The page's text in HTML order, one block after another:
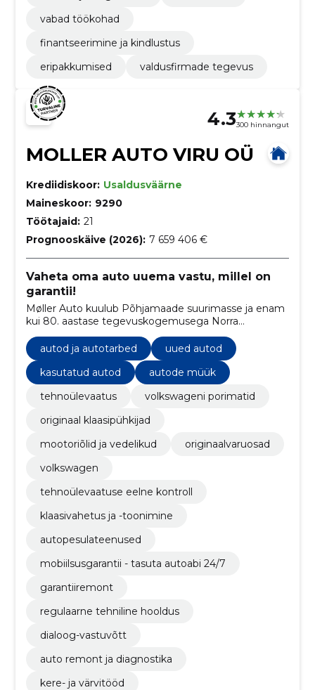
vabad töökohad
finantseerimine ja kindlustus
eripakkumised
valdusfirmade tegevus
4.3300 hinnangut
MOLLER AUTO VIRU OÜ
Krediidiskoor: Usaldusväärne
Maineskoor: 9290
Töötajaid: 21
Prognooskäive (2026): 7 659 406 €
Vaheta oma auto uuema vastu, millel on
garantii!
Møller Auto kuulub Põhjamaade suurimasse ja enam
kui 80. aastase tegevuskogemusega Norra
automüügi pereettevõttesse Møller Mobility Group.
autod ja autotarbed
uued autod
kasutatud autod
autode müük
tehnoülevaatus
volkswageni porimatid
originaal klaasipühkijad
mootoriõlid ja vedelikud
originaalvaruosad
volkswagen
tehnoülevaatuse eelne kontroll
klaasivahetus ja -toonimine
autopesulateenused
mobiilsusgarantii - tasuta autoabi 24/7
garantiiremont
regulaarne tehniline hooldus
dialoog-vastuvõtt
auto remont ja diagnostika
kere- ja värvitööd